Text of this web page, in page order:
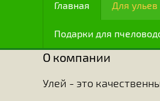
всех существ с точки
после человека, хотя
интеллекту (как
пчелы обладают
Удивительно, с какой
характеристики и
медоносы есть в